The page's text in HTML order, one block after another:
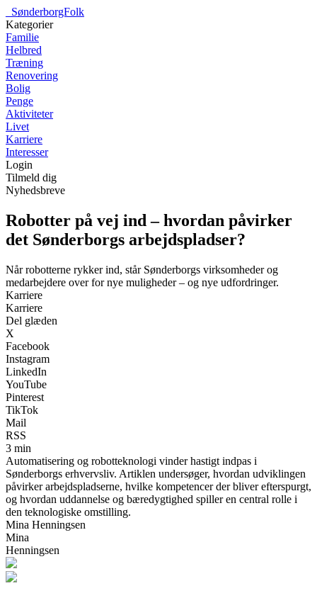
SønderborgFolk
Kategorier
Familie
Helbred
Træning
Renovering
Bolig
Penge
Aktiviteter
Livet
Karriere
Interesser
Login
Tilmeld dig
Nyhedsbreve
Robotter på vej ind – hvordan påvirker
det Sønderborgs arbejdspladser?
Når robotterne rykker ind, står Sønderborgs virksomheder og
medarbejdere over for nye muligheder – og nye udfordringer.
Karriere
Karriere
Del glæden
X
Facebook
Instagram
LinkedIn
YouTube
Pinterest
TikTok
Mail
RSS
3 min
Automatisering og robotteknologi vinder hastigt indpas i
Sønderborgs erhvervsliv. Artiklen undersøger, hvordan udviklingen
påvirker arbejdspladserne, hvilke kompetencer der bliver efterspurgt,
og hvordan uddannelse og bæredygtighed spiller en central rolle i
den teknologiske omstilling.
Mina Henningsen
Mina
Henningsen